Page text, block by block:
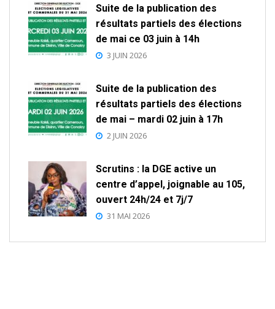
Suite de la publication des
résultats partiels des élections
de mai ce 03 juin à 14h
3 JUIN 2026
Suite de la publication des
résultats partiels des élections
de mai – mardi 02 juin à 17h
2 JUIN 2026
Scrutins : la DGE active un
centre d’appel, joignable au 105,
ouvert 24h/24 et 7j/7
31 MAI 2026